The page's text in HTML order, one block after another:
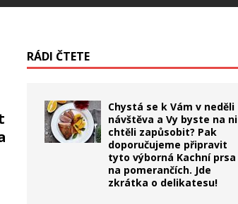
RÁDI ČTETE
Chystá se k Vám v neděli
návštěva a Vy byste na ni
chtěli zapůsobit? Pak
doporučujeme připravit
tyto výborná Kachní prsa
na pomerančích. Jde
zkrátka o delikatesu!